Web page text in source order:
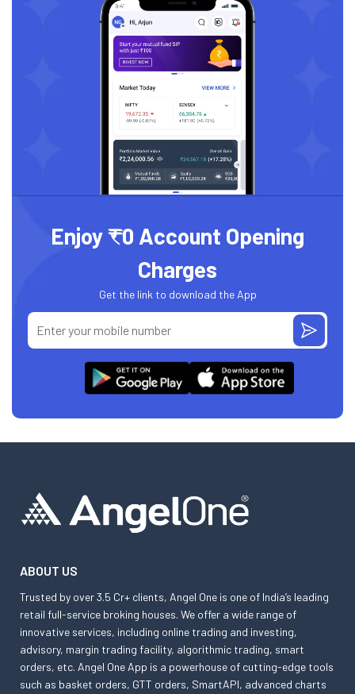
Enjoy ₹0 Account Opening
Charges
Get the link to download the App
ABOUT US
Trusted by over 3.5 Cr+ clients, Angel One is one of India’s leading
retail full-service broking houses. We offer a wide range of
innovative services, including online trading and investing,
advisory, margin trading facility, algorithmic trading, smart
orders, etc. Angel One App is a powerhouse of cutting-edge tools
such as basket orders, GTT orders, SmartAPI, advanced charts